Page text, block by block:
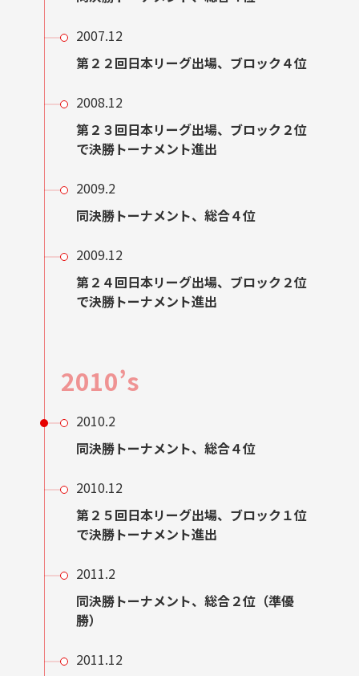
2007.12
第２２回日本リーグ出場、ブロック４位
2008.12
第２３回日本リーグ出場、ブロック２位
で決勝トーナメント進出
2009.2
同決勝トーナメント、総合４位
2009.12
第２４回日本リーグ出場、ブロック２位
で決勝トーナメント進出
2010’s
2010.2
同決勝トーナメント、総合４位
2010.12
第２５回日本リーグ出場、ブロック１位
で決勝トーナメント進出
2011.2
同決勝トーナメント、総合２位（準優
勝）
2011.12